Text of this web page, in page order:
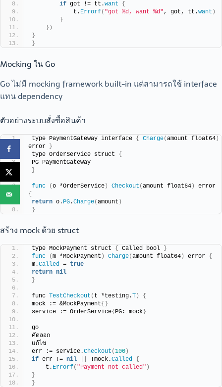
if got != tt.want
{
            t.
Errorf( "got %d, want %d", got, tt.want )
}
})
}
}
Mocking ใน Go
Go ไม่มี mocking framework built-in แต่สามารถใช้ interface
แทน dependency
ตัวอย่างระบบสั่งซื้อสินค้า
type PaymentGateway interface { Charge(amount float64)
error }
type OrderService struct {
PG PaymentGateway
}
func (o *OrderService) Checkout (amount float64)
{
return o. PG.Charge(amount )
}
สร้าง mock ด้วย struct
type MockPayment struct { Called bool }
func
(m *MockPayment ) Charge(amount float64) error {
m.Called = true
return nil
}
func TestCheckout ( t *testing.T)
{
mock := &MockPayment{}
service := OrderService{PG: mock}
go
คัดลอก
แก้ไข
err := service.Checkout (100)
if err != nil !mock.Called
{
    t.
Errorf( "Payment not called" )
}
}